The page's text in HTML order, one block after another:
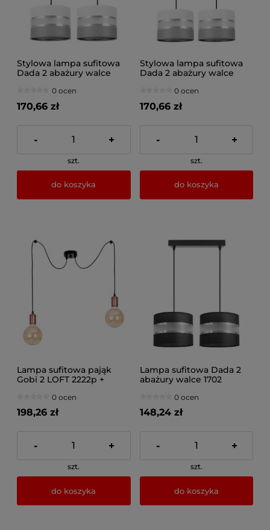
Stylowa lampa sufitowa
Dada 2 abażury walce
0 ocen
170,66 zł
- +
szt.
do koszyka
Stylowa lampa sufitowa
Dada 2 abażury walce
0 ocen
170,66 zł
- +
szt.
do koszyka
Lampa sufitowa pająk
Gobi 2 LOFT 2222p +
0 ocen
198,26 zł
- +
szt.
do koszyka
Lampa sufitowa Dada 2
abażury walce 1702
0 ocen
148,24 zł
- +
szt.
do koszyka